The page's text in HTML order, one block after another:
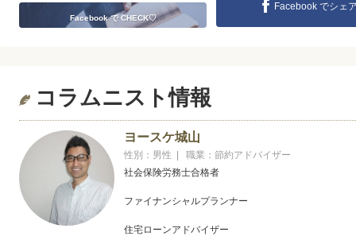
Facebook で CHECK♡
Facebook でシェ
コラムニスト情報
ヨースケ城山
性別：男性 | 職業：節約アドバイザー
社会保険労務士合格者
ファイナンシャルプランナー
住宅ローンアドバイザー